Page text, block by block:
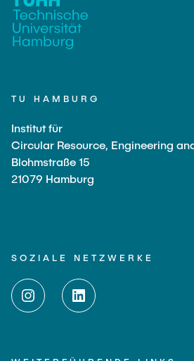
TU HAMBURG
Institut für
Circular Resource, Engineering
Blohmstraße 15
21079 Hamburg
SOZIALE NETZWERKE